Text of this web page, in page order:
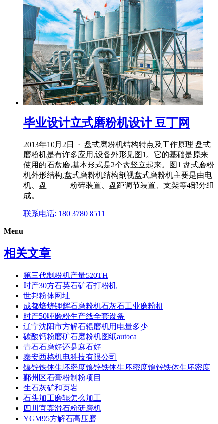
毕业设计立式磨粉机设计 豆丁网
2013年10月2日 · 盘式磨粉机结构特点及工作原理 盘式
磨粉机是有许多应用,设备外形见图1。它的基础是原来
使用的石盘磨,基本形式是2个盘竖立起来。图1 盘式磨粉
机外形结构,盘式磨粉机结构剖视盘式磨粉机主要是由电
机、盘———粉碎装置、盘距调节装置、支架等4部分组
成。
联系电话: 180 3780 8511
Menu
相关文章
第三代制粉机产量520TH
时产30方石英石矿石打粉机
世邦粉体网址
成都焙烧锂辉石磨粉机石灰石工业磨粉机
时产50吨磨粉生产线全套设备
辽宁沈阳市方解石辊磨机用电量多少
碳酸钙粉磨矿石磨粉机图纸autoca
青石石磨好还是麻石好
泰安西格机电科技有限公司
镍锌铁体生坯密度镍锌铁体生坯密度镍锌铁体生坯密度
鄞州区石膏粉制粉项目
生石灰矿和页岩
石头加工磨辊怎么加工
四川宜宾滑石粉研磨机
YGM95方解石高压磨